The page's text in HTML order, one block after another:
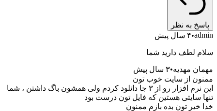
پاسخ به نظر
admin ۴ سال پیش
سلام لطف دارید شما
مهمان مهدیه ۳ سال پیش
ممنون از سایت خوب تون
این نرم افزار رو از ۳ جا دانلود کردم ولی همشون باگ داشتن ، شما
تنها سایتی هستین که فایل تون درست بود
خدا خیر تون بده بازم ممنون